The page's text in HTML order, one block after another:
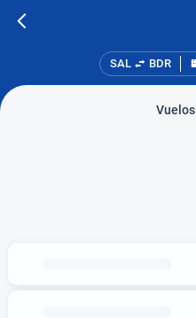
SAL BDR